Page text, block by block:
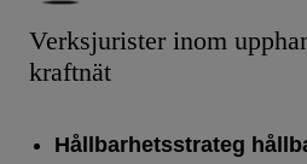
Verksjurister inom
kraftnät
Hållbarhetsstrateg